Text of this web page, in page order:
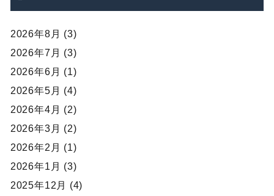
2026年8月 (3)
2026年7月 (3)
2026年6月 (1)
2026年5月 (4)
2026年4月 (2)
2026年3月 (2)
2026年2月 (1)
2026年1月 (3)
2025年12月 (4)